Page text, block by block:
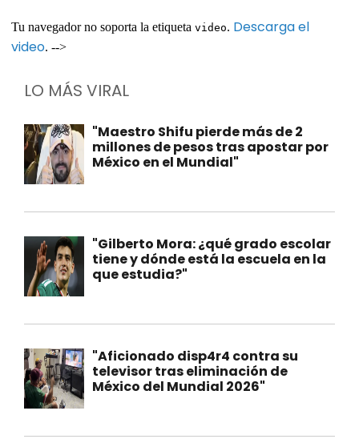
Tu navegador no soporta la etiqueta video. Descarga el
video. -->
LO MÁS VIRAL
"Maestro Shifu pierde más de 2
millones de pesos tras apostar por
México en el Mundial"
"Gilberto Mora: ¿qué grado escolar
tiene y dónde está la escuela en la
que estudia?"
"Aficionado disp4r4 contra su
televisor tras eliminación de
México del Mundial 2026"